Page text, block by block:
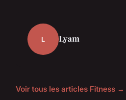
L Lyam
Voir tous les articles Fitness →